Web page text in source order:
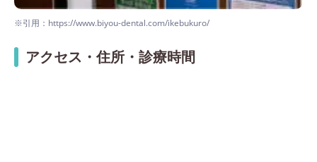
※引用：https://www.biyou-dental.com/ikebukuro/
アクセス・住所・診療時間